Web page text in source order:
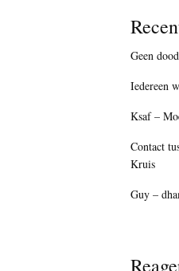
Geen
Iedereen
Ksaf –
Contact
Kruis
Guy –